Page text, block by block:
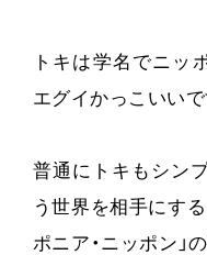
トキは学名でニッ
エグイかっこいいで
普通にトキもシン
う世界を相手にする
ポニア・ニッポン」